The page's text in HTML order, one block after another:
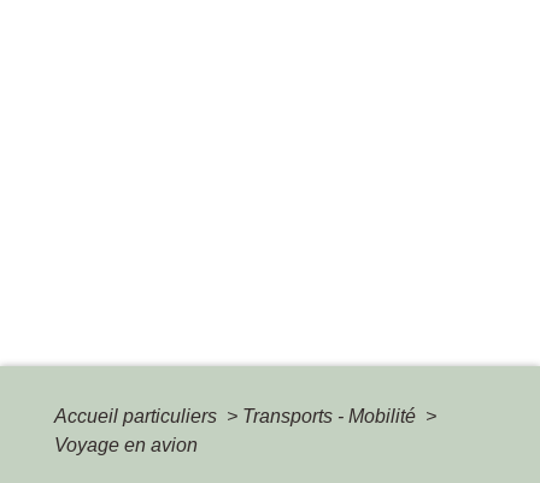
Accueil particuliers > Transports - Mobilité >
Voyage en avion